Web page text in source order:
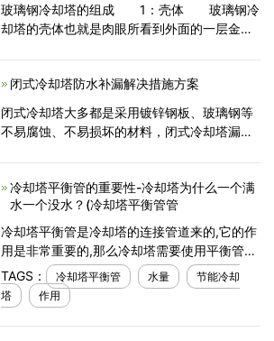
玻璃钢冷却塔的组成 1：壳体 玻璃钢冷
却塔的壳体也就是肉眼所看到外面的一层金
上。 玻璃钢冷却塔的外壳选
闭式冷却塔防水补漏解决措施方案
闭式冷却塔大多都是采用镀锌钢板、玻璃钢等
不易腐蚀、不易损坏的材料，闭式冷却塔漏水
编给大家总结了闭
冷却塔平衡管的重要性-冷却塔为什么一个满
水一个没水？(冷却塔平衡管管
冷却塔平衡管是冷却塔的连接管道来的,它的作
用是非常重要的,那么冷却塔需要使用平衡管的
原因以及它有什么作用和优点呢？今天广东康
明节能空调带大家了解一下,冷却塔出现一个满
水和
TAGS： 冷却塔平衡管 水量
节能冷却
塔
作用